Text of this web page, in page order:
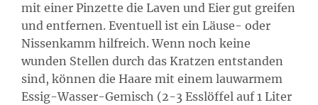
mit einer Pinzette die Laven und Eier gut greifen
und entfernen. Eventuell ist ein Läuse- oder
Nissenkamm hilfreich. Wenn noch keine
wunden Stellen durch das Kratzen entstanden
sind, können die Haare mit einem lauwarmem
Essig-Wasser-Gemisch (2-3 Esslöffel auf 1 Liter